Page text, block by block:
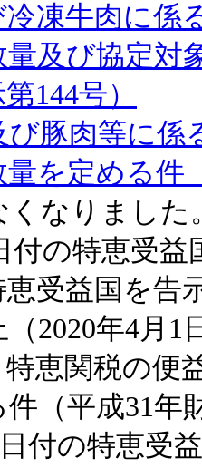
凍牛肉に係
及び協定対
144号）
豚肉等に係
を定める件
くなりました
付の特恵受
受益国を告
2020年4月1
恵関税の便
（平成31年
日付の特恵受